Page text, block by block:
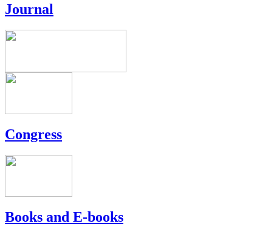
Journal
Congress
Books and E-books